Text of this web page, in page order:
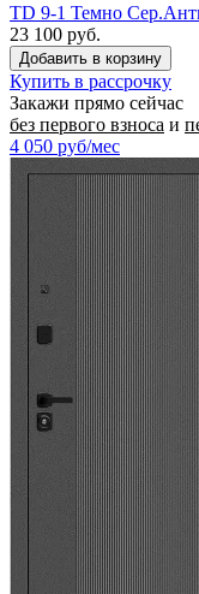
TD 9-1 Темно
23 100 руб.
Купить в рассрочку
Закажи прямо сейчас
без первого взноса и
4 050 руб/мес